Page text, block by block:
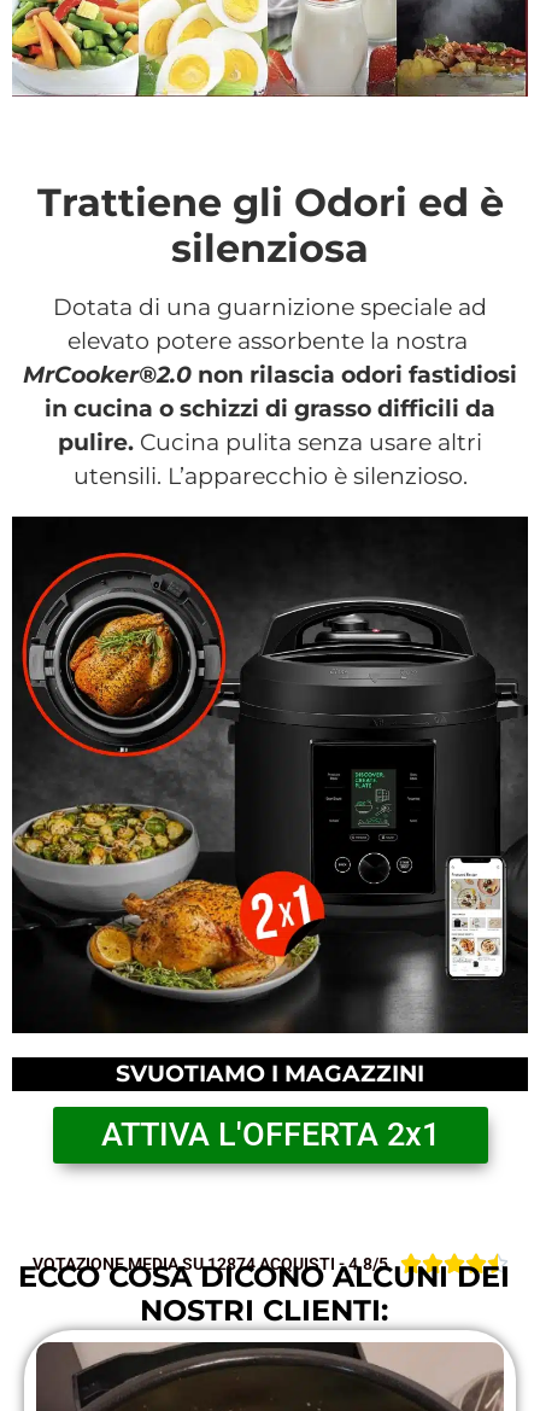
Trattiene gli Odori ed è
silenziosa
Dotata di una guarnizione speciale ad
elevato potere assorbente la nostra
MrCooker®2.0 non rilascia odori fastidiosi
in cucina o schizzi di grasso difficili da
pulire. Cucina pulita senza usare altri
utensili. L’apparecchio è silenzioso.
SVUOTIAMO I MAGAZZINI
ATTIVA L'OFFERTA 2x1
VOTAZIONE MEDIA SU 12874 ACQUISTI - 4.8/5 
ECCO COSA DICONO ALCUNI DEI
NOSTRI CLIENTI: